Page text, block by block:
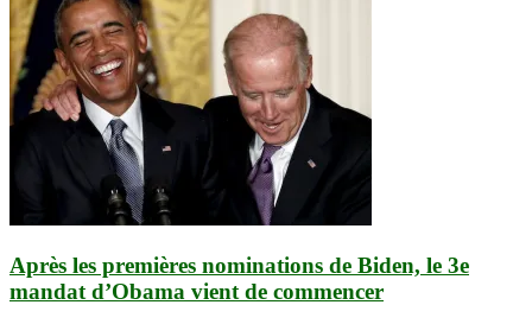
Après les premières nominations de Biden, le 3e
mandat d’Obama vient de commencer